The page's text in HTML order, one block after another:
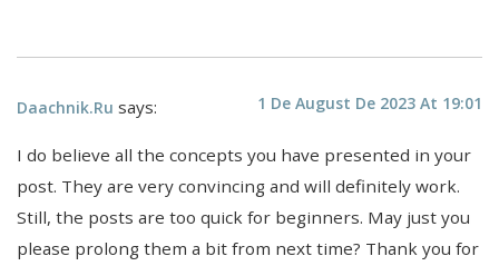
Daachnik.ru says: 1 De August De 2023 At 19:01
I do believe all the concepts you have presented in your
post. They are very convincing and will definitely work.
Still, the posts are too quick for beginners. May just you
please prolong them a bit from next time? Thank you for